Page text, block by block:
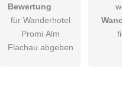
Hiermit akzeptiere
Die Datenschutzerklärung
Bewertung
für Wanderhotel
Promi Alm
Flachau abgeben